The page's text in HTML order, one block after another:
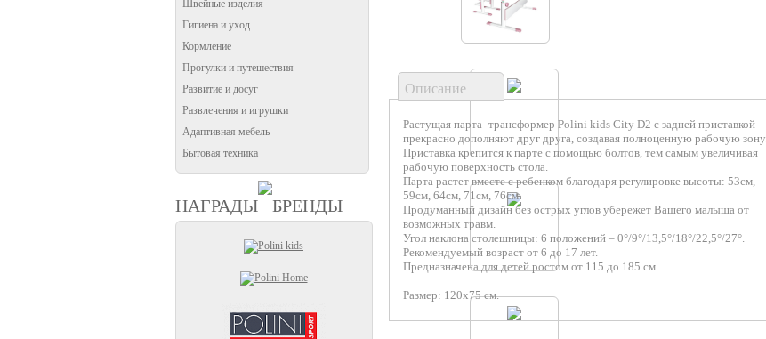
Швейные изделия
Гигиена и уход
Кормление
Прогулки и путешествия
Развитие и досуг
Развлечения и игрушки
Адаптивная мебель
Бытовая техника
НАГРАДЫ БРЕНДЫ
Описание
Растущая парта- трансформер Polini kids City D2 с задней приставкой
прекрасно дополняют друг друга, создавая полноценную рабочую зону.
Приставка крепится к парте с помощью болтов, тем самым увеличивая
рабочую поверхность стола.
Парта растет вместе с ребенком благодаря регулировке высоты: 53см,
59см, 64см, 71см, 76см.
Продуманный дизайн без острых углов убережет Вашего малыша от
возможных травм.
Угол наклона столешницы: 6 положений – 0°/9°/13,5°/18°/22,5°/27°.
Рекомендуемый возраст от 6 до 17 лет.
Предназначена для детей ростом от 115 до 185 см.
Размер: 120х75 см.